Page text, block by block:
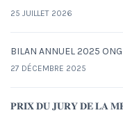
25 JUILLET 2026
BILAN ANNUEL 2025 ONG
27 DÉCEMBRE 2025
𝐏𝐑𝐈𝐗 𝐃𝐔 𝐉𝐔𝐑𝐘 𝐃𝐄 𝐋𝐀